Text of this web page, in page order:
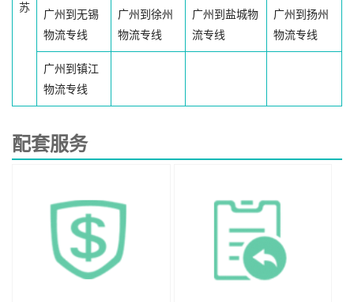
苏
广州到无锡
物流专线
广州到徐州
物流专线
广州到盐城物
流专线
广州到扬州
物流专线
广州到镇江
物流专线
配套服务